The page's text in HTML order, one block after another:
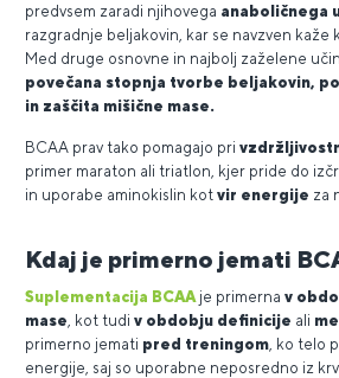
predvsem zaradi njihovega anaboličnega
razgradnje beljakovin, kar se navzven kaže
Med druge osnovne in najbolj zaželene
povečana stopnja tvorbe beljakovin,
in zaščita mišične mase.
BCAA prav tako pomagajo pri
primer maraton ali triatlon, kjer pride do
in uporabe aminokislin kot vir energije za
Kdaj je primerno jemati
Suplementacija BCAA je primerna v
mase , kot tudi v obdobju definicije ali
primerno jemati pred treningom , ko telo
energije, saj so uporabne neposredno iz